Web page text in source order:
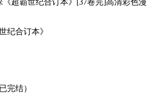
纪合订本》
完结）